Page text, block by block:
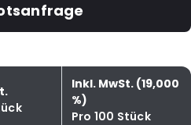
Inkl. MwSt. (19,000
%)
Pro 100 Stück